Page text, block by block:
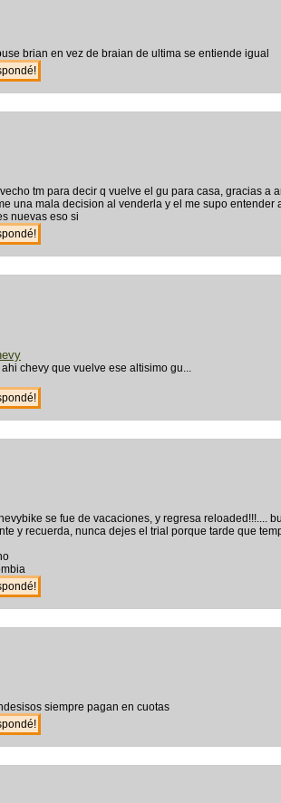
brian en vez de braian de ultima se entiende igual
tm para decir q vuelve el gu para casa, gracias a
una mala decision al venderla y el me supo
nuevas eso si
chevy que vuelve ese altisimo gu...
se fue de vacaciones, y regresa reloaded!!!....
y recuerda, nunca dejes el trial porque tarde que
siempre pagan en cuotas